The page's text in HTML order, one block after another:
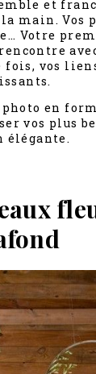
et
main. Vos
Votre
fois, vos
en
vos plus
élégante.